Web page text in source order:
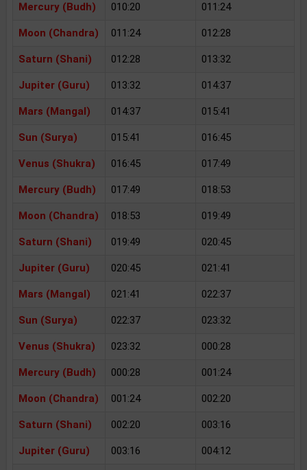
Mercury (Budh) 010:20 011:24
Moon (Chandra) 011:24 012:28
Saturn (Shani) 012:28 013:32
Jupiter (Guru) 013:32 014:37
Mars (Mangal) 014:37 015:41
Sun (Surya) 015:41 016:45
Venus (Shukra) 016:45 017:49
Mercury (Budh) 017:49 018:53
Moon (Chandra) 018:53 019:49
Saturn (Shani) 019:49 020:45
Jupiter (Guru) 020:45 021:41
Mars (Mangal) 021:41 022:37
Sun (Surya) 022:37 023:32
Venus (Shukra) 023:32 000:28
Mercury (Budh) 000:28 001:24
Moon (Chandra) 001:24 002:20
Saturn (Shani) 002:20 003:16
Jupiter (Guru) 003:16 004:12